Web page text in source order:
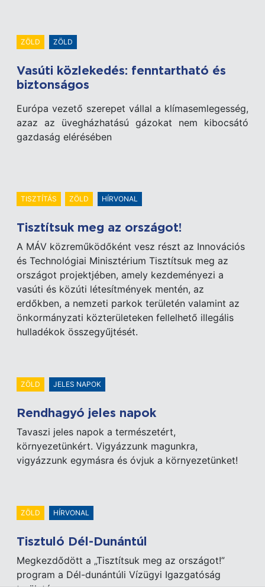
ZÖLD ZÖLD
Vasúti közlekedés: fenntartható és
biztonságos
Európa vezető szerepet vállal a klímasemlegesség,
azaz az üvegházhatású gázokat nem kibocsátó
gazdaság elérésében
TISZTÍTÁS ZÖLD HÍRVONAL
Tisztítsuk meg az országot!
A MÁV közreműködőként vesz részt az Innovációs
és Technológiai Minisztérium Tisztítsuk meg az
országot projektjében, amely kezdeményezi a
vasúti és közúti létesítmények mentén, az
erdőkben, a nemzeti parkok területén valamint az
önkormányzati közterületeken fellelhető illegális
hulladékok összegyűjtését.
ZÖLD JELES NAPOK
Rendhagyó jeles napok
Tavaszi jeles napok a természetért,
környezetünkért. Vigyázzunk magunkra,
vigyázzunk egymásra és óvjuk a környezetünket!
ZÖLD HÍRVONAL
Tisztuló Dél-Dunántúl
Megkezdődött a „Tisztítsuk meg az országot!”
program a Dél-dunántúli Vízügyi Igazgatóság